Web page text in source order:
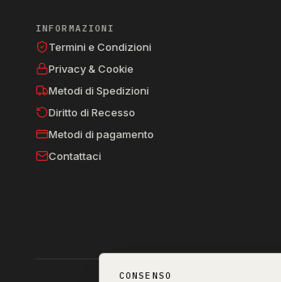
INFORMAZIONI
Termini e Condizioni
Privacy & Cookie
Metodi di Spedizioni
Diritto di Recesso
Metodi di pagamento
Contattaci
CONSENSO